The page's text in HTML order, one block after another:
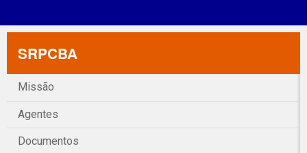
SRPCBA
Missão
Agentes
Documentos